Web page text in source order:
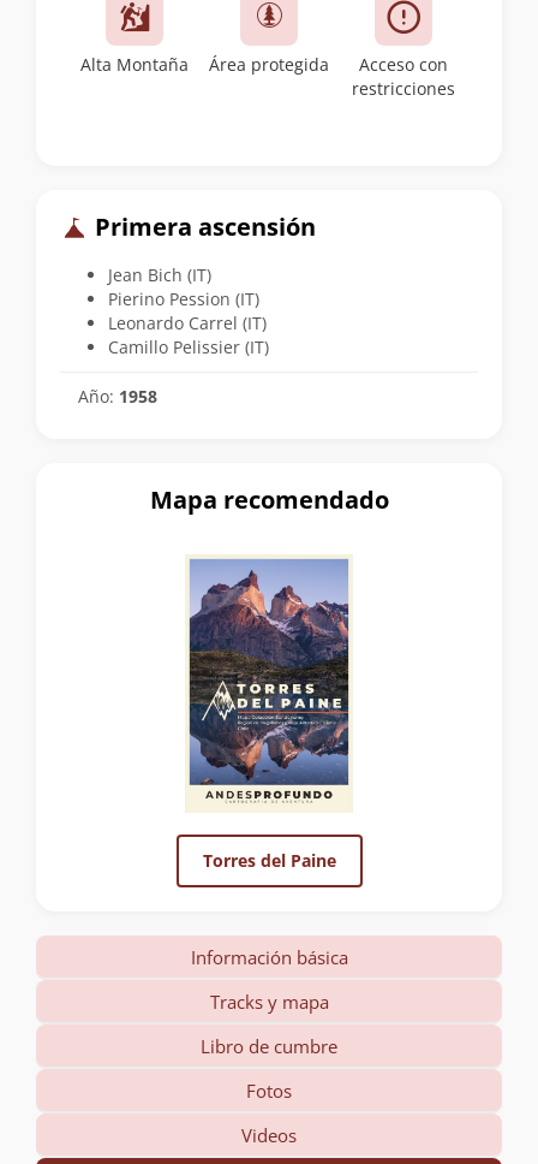
Alta Montaña Área protegida
Acceso con
restricciones
Primera ascensión
Jean Bich (IT)
Pierino Pession (IT)
Leonardo Carrel (IT)
Camillo Pelissier (IT)
Año: 1958
Mapa recomendado
Torres del Paine
Información básica
Tracks y mapa
Libro de cumbre
Fotos
Videos